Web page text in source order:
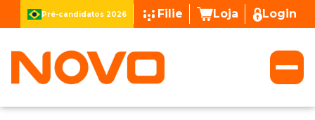
Pré-candidatos 2026 Filie Loja Login